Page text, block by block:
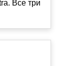
Все три